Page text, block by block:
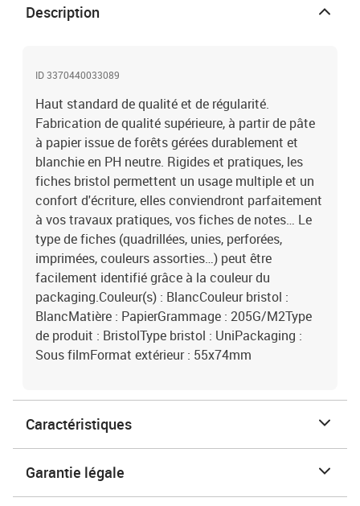
Description
ID 3370440033089
Haut standard de qualité et de régularité.
Fabrication de qualité supérieure, à partir de pâte
à papier issue de forêts gérées durablement et
blanchie en PH neutre. Rigides et pratiques, les
fiches bristol permettent un usage multiple et un
confort d'écriture, elles conviendront parfaitement
à vos travaux pratiques, vos fiches de notes… Le
type de fiches (quadrillées, unies, perforées,
imprimées, couleurs assorties…) peut être
facilement identifié grâce à la couleur du
packaging.Couleur(s) : BlancCouleur bristol :
BlancMatière : PapierGrammage : 205G/M2Type
de produit : BristolType bristol : UniPackaging :
Sous filmFormat extérieur : 55x74mm
Caractéristiques
Garantie légale